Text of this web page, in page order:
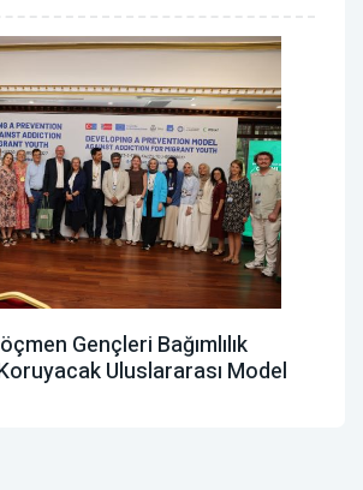
Gençleri Bağımlılık
Uluslararası Model